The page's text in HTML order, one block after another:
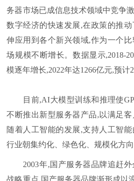
务器市场已成信息技术领域中竞争
数字经济的快速发展,在政策的推
伸应用到各个新兴领域,作为一个
场规模不断增长。数据显示,2018-
模逐年增长,2022年达1266亿元,预计
目前,AI大模型训练和推理使
不断推出新型服务器产品,以满足
随着人工智能的发展,支持人工智
行业朝集约化、绿色化、规模化方向
2003年,国产服务器品牌追赶外
战略重点,国产服务器品牌渐形成以